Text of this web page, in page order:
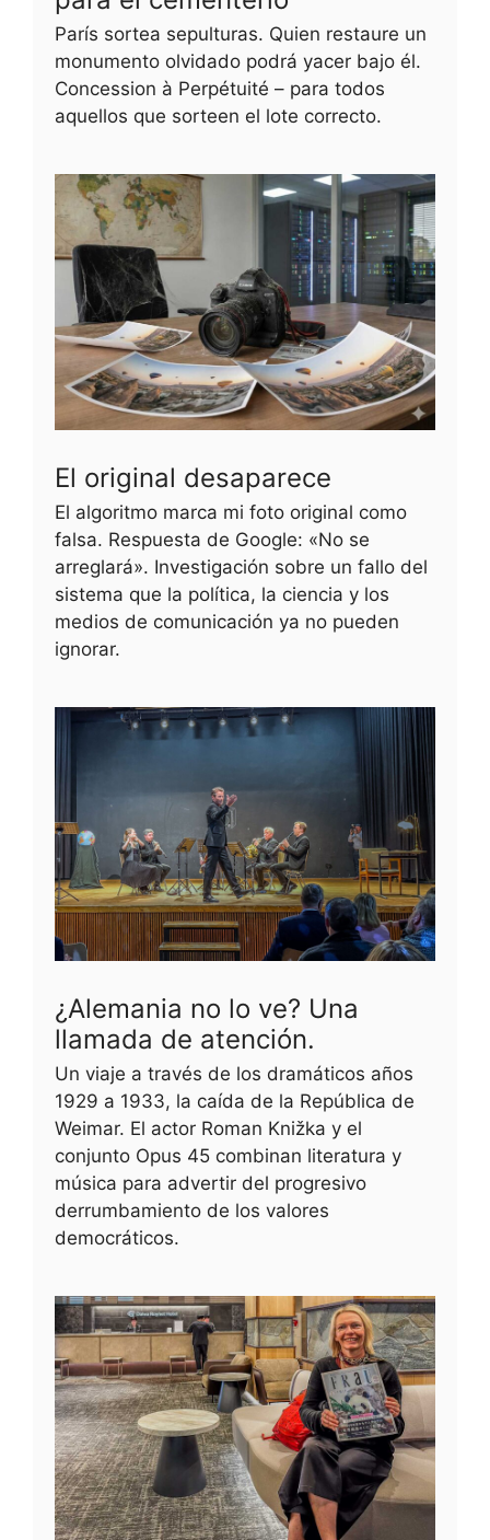
París sortea sepulturas. Quien restaure un
monumento olvidado podrá yacer bajo él.
Concession à Perpétuité – para todos
aquellos que sorteen el lote correcto.
El original desaparece
El algoritmo marca mi foto original como
falsa. Respuesta de Google: «No se
arreglará». Investigación sobre un fallo del
sistema que la política, la ciencia y los
medios de comunicación ya no pueden
ignorar.
¿Alemania no lo ve? Una
llamada de atención.
Un viaje a través de los dramáticos años
1929 a 1933, la caída de la República de
Weimar. El actor Roman Knižka y el
conjunto Opus 45 combinan literatura y
música para advertir del progresivo
derrumbamiento de los valores
democráticos.